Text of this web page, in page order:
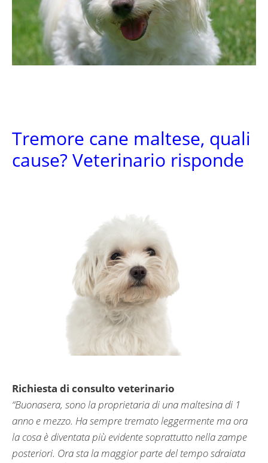
Tremore cane maltese, quali
cause? Veterinario risponde
Richiesta di consulto veterinario
“Buonasera, sono la proprietaria di una maltesina di 1
anno e mezzo. Ha sempre tremato leggermente ma ora
la cosa è diventata più evidente soprattutto nella zampe
posteriori. Ora sta la maggior parte del tempo sdraiata